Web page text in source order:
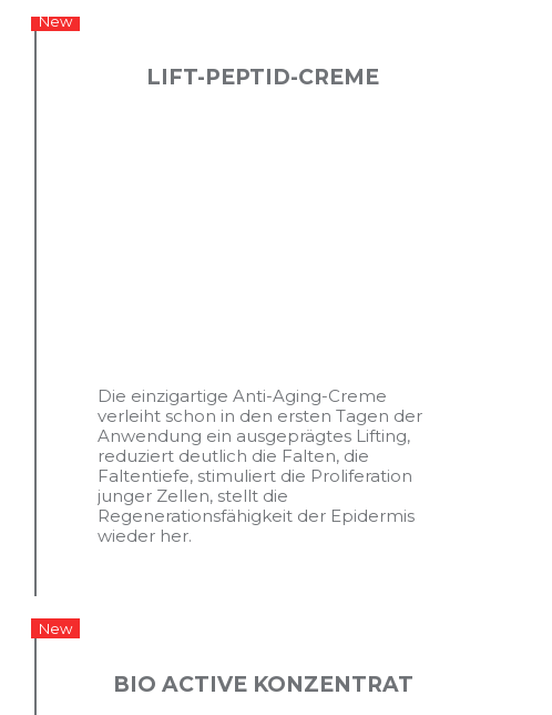
LIFT-PEPTID-CREME
Die einzigartige Anti-Aging-Creme
verleiht schon in den ersten Tagen der
Anwendung ein ausgeprägtes Lifting,
reduziert deutlich die Falten, die
Faltentiefe, stimuliert die Proliferation
junger Zellen, stellt die
Regenerationsfähigkeit der Epidermis
wieder her.
New
BIO ACTIVЕ KONZENTRAT
New